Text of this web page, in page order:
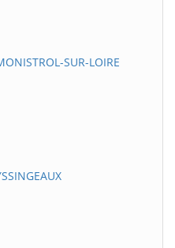
SUR-LOIRE